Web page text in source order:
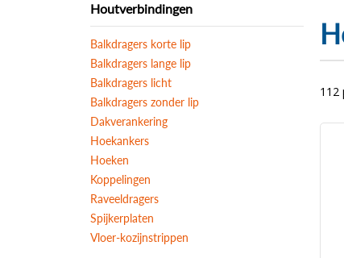
Houtverbindingen
Balkdragers korte lip
Balkdragers lange lip
Balkdragers licht
Balkdragers zonder lip
Dakverankering
Hoekankers
Hoeken
Koppelingen
Raveeldragers
Spijkerplaten
Vloer-kozijnstrippen
112